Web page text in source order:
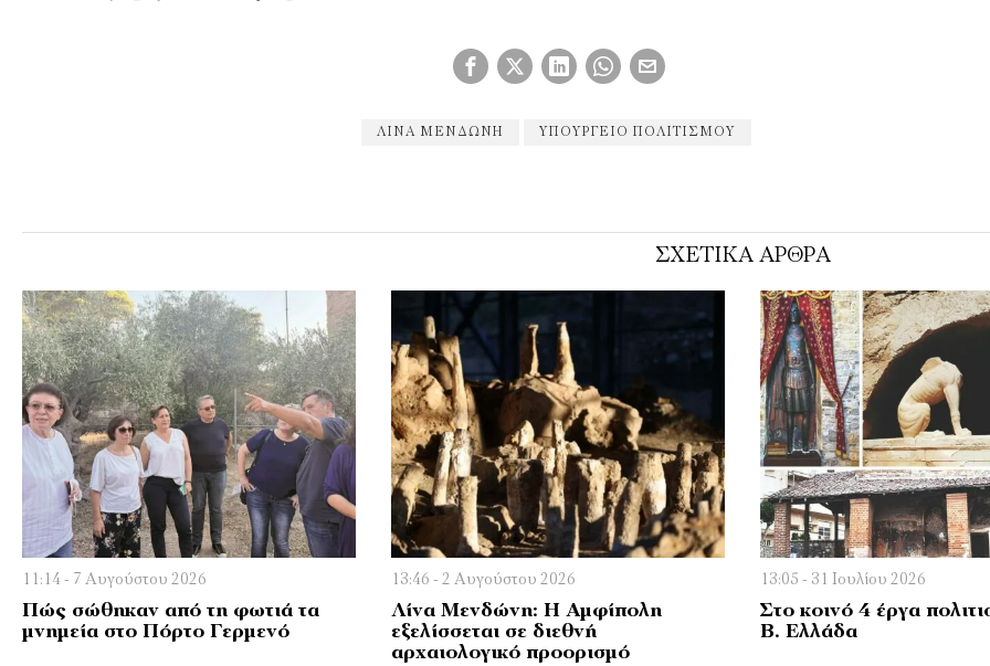
ΛΊΝΑ ΜΕΝΔΏΝΗ ΥΠΟΥΡΓΕΊΟ ΠΟΛΙΤΙΣΜΟΎ
ΣΧΕΤΙΚΑ ΑΡΘΡΑ
11:14 - 7 Αυγούστου 2026
Πώς σώθηκαν από τη φωτιά τα
μνημεία στο Πόρτο Γερμενό
13:46 - 2 Αυγούστου 2026
Λίνα Μενδώνη: Η Αμφίπολη
εξελίσσεται σε διεθνή
αρχαιολογικό προορισμό
13:05 - 31 Ιουλίου 2026
Στο κοινό 4 έργα
Β. Ελλάδα